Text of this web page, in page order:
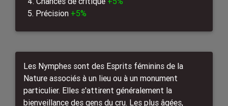
5. Précision +5%
Les Nymphes sont des Esprits féminins de la
Nature associés à un lieu ou à un monument
particulier. Elles s'attirent généralement la
bienveillance des gens du cru. Les plus âgées,